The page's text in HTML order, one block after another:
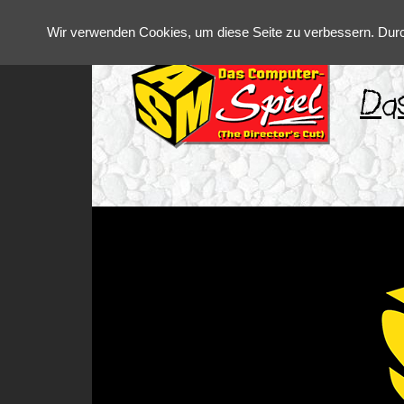
Wir verwenden Cookies, um diese Seite zu verbessern.